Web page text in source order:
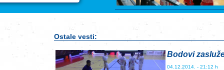
Ostale vesti:
Bodovi
04.12.2014. - 21:12 h